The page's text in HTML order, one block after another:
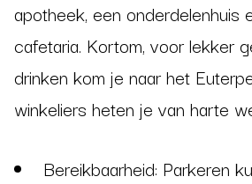
apotheek, een onderdelenhuis
cafetaria. Kortom, voor lekker
drinken kom je naar het
winkeliers heten je van harte
Bereikbaarheid: Parkeren